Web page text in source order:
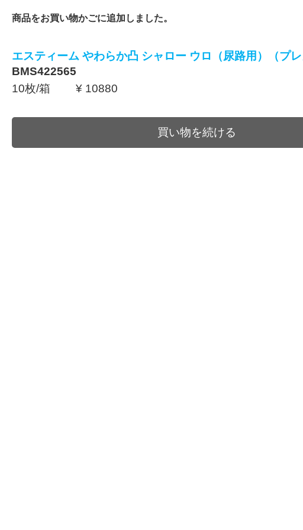
商品をお買い物かごに追加しました。
エスティーム やわらか凸 シャロー ウロ（尿路用）（プレ
BMS422565
10枚/箱 ¥ 10880
買い物を続ける